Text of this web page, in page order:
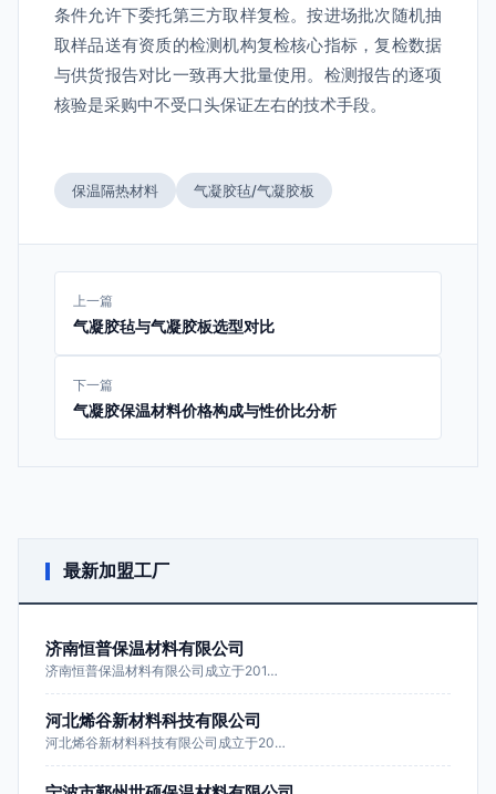
条件允许下委托第三方取样复检。按进场批次随机抽
取样品送有资质的检测机构复检核心指标，复检数据
与供货报告对比一致再大批量使用。检测报告的逐项
核验是采购中不受口头保证左右的技术手段。
保温隔热材料 气凝胶毡/气凝胶板
上一篇
气凝胶毡与气凝胶板选型对比
下一篇
气凝胶保温材料价格构成与性价比分析
最新加盟工厂
济南恒普保温材料有限公司
济南恒普保温材料有限公司成立于201…
河北烯谷新材料科技有限公司
河北烯谷新材料科技有限公司成立于20…